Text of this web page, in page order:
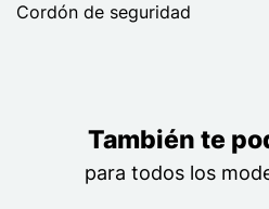
Cordón de seguridad
También te
para todos los